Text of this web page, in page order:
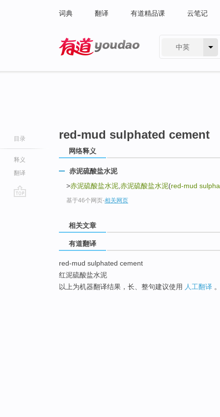
词典 翻译 有道精品课 云笔记
中英
目录
释义
翻译
red-mud sulphated cement
网络释义
赤泥硫酸盐水泥
>赤泥硫酸盐水泥 赤泥硫酸盐水泥(red-mud
基于46个网页-相关网页
相关文章
有道翻译
red-mud sulphated cement
红泥硫酸盐水泥
以上为机器翻译结果，长、整句建议使用 人工翻译